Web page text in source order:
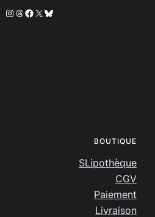
Instagram
Threads
Facebook
X Bluesky
BOUTIQUE
SLipothèque
CGV
Paiement
Livraison